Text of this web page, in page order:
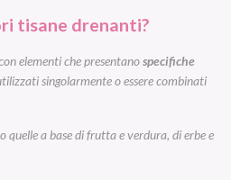
tisane drenanti?
elementi che presentanospecifiche
singolarmente o essere combinati
quelle a base di frutta e verdura, di erbe e